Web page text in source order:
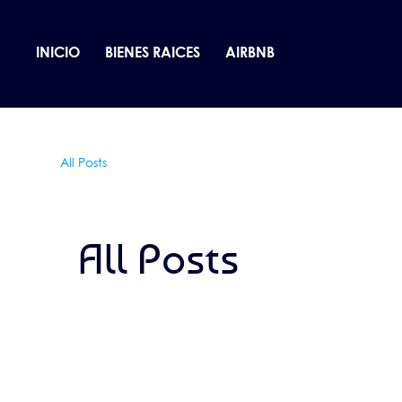
INICIO BIENES RAICES AIRBNB
All Posts
All Posts